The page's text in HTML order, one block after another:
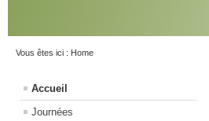
Vous êtes ici : Home
Accueil
Journées